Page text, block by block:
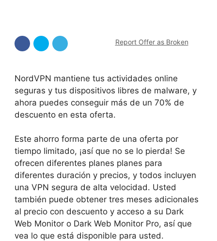
Report Offer as Broken
NordVPN mantiene tus actividades online
seguras y tus dispositivos libres de malware, y
ahora puedes conseguir más de un 70% de
descuento en esta oferta.
Este ahorro forma parte de una oferta por
tiempo limitado, ¡así que no se lo pierda! Se
ofrecen diferentes planes planes para
diferentes duración y precios, y todos incluyen
una VPN segura de alta velocidad. Usted
también puede obtener tres meses adicionales
al precio con descuento y acceso a su Dark
Web Monitor o Dark Web Monitor Pro, así que
vea lo que está disponible para usted.